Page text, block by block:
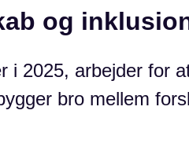
og
i 2025, arbejder for
bro mellem